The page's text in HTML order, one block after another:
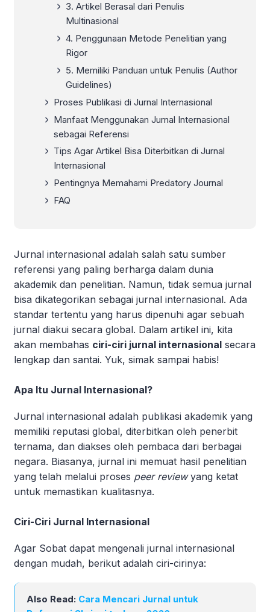
3. Artikel Berasal dari Penulis
Multinasional
4. Penggunaan Metode Penelitian yang
Rigor
5. Memiliki Panduan untuk Penulis (Author
Guidelines)
Proses Publikasi di Jurnal Internasional
Manfaat Menggunakan Jurnal Internasional
sebagai Referensi
Tips Agar Artikel Bisa Diterbitkan di Jurnal
Internasional
Pentingnya Memahami Predatory Journal
FAQ
Jurnal internasional adalah salah satu sumber
referensi yang paling berharga dalam dunia
akademik dan penelitian. Namun, tidak semua jurnal
bisa dikategorikan sebagai jurnal internasional. Ada
standar tertentu yang harus dipenuhi agar sebuah
jurnal diakui secara global. Dalam artikel ini, kita
akan membahas ciri-ciri jurnal internasional secara
lengkap dan santai. Yuk, simak sampai habis!
Apa Itu Jurnal Internasional?
Jurnal internasional adalah publikasi akademik yang
memiliki reputasi global, diterbitkan oleh penerbit
ternama, dan diakses oleh pembaca dari berbagai
negara. Biasanya, jurnal ini memuat hasil penelitian
yang telah melalui proses peer reviewyang ketat
untuk memastikan kualitasnya.
Ciri-Ciri Jurnal Internasional
Agar Sobat dapat mengenali jurnal internasional
dengan mudah, berikut adalah ciri-cirinya:
Also Read: Cara Mencari Jurnal untuk